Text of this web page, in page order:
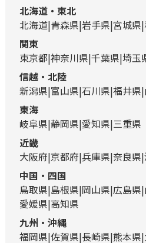
北海道・東北
北海道 青森県 岩手県 宮城県
関東
東京都 神奈川県 千葉県 埼玉
信越・北陸
新潟県 富山県 石川県 福井県
東海
岐阜県 静岡県 愛知県 三重県
近畿
大阪府 京都府 兵庫県 奈良県
中国・四国
鳥取県 島根県 岡山県 広島県
愛媛県 高知県
九州・沖縄
福岡県 佐賀県 長崎県 熊本県